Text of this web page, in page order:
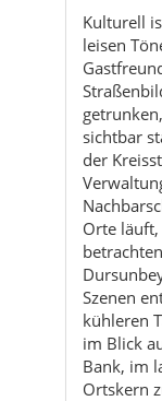
Kulturell
leisen
sichtbar
der
Orte
Szenen
kühleren
im Blick
Bank, im
Ortskern